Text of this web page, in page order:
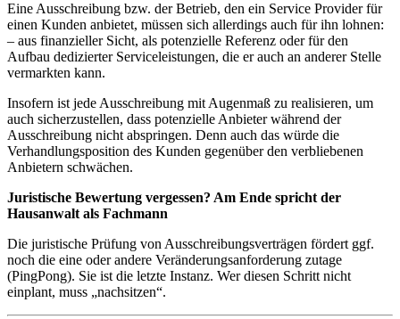
Eine Ausschreibung bzw. der Betrieb, den ein Service Provider für
einen Kunden anbietet, müssen sich allerdings auch für ihn lohnen:
– aus finanzieller Sicht, als potenzielle Referenz oder für den
Aufbau dedizierter Serviceleistungen, die er auch an anderer Stelle
vermarkten kann.
Insofern ist jede Ausschreibung mit Augenmaß zu realisieren, um
auch sicherzustellen, dass potenzielle Anbieter während der
Ausschreibung nicht abspringen. Denn auch das würde die
Verhandlungsposition des Kunden gegenüber den verbliebenen
Anbietern schwächen.
Juristische Bewertung vergessen? Am Ende spricht der
Hausanwalt als Fachmann
Die juristische Prüfung von Ausschreibungsverträgen fördert ggf.
noch die eine oder andere Veränderungsanforderung zutage
(PingPong). Sie ist die letzte Instanz. Wer diesen Schritt nicht
einplant, muss „nachsitzen“.